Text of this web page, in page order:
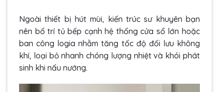
Ngoài thiết bị hút mùi, kiến trúc sư khuyên bạn
nên bố trí tủ bếp cạnh hệ thống cửa sổ lớn hoặc
ban công logia nhằm tăng tốc độ đối lưu không
khí, loại bỏ nhanh chóng lượng nhiệt và khói phát
sinh khi nấu nướng.